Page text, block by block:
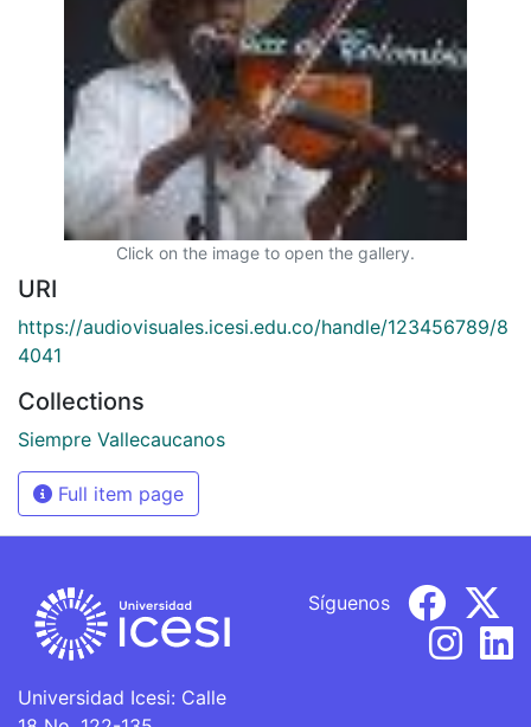
Click on the image to open the gallery.
URI
https://audiovisuales.icesi.edu.co/handle/123456789/8
4041
Collections
Siempre Vallecaucanos
Full item page
Universidad Icesi: Calle
Síguenos